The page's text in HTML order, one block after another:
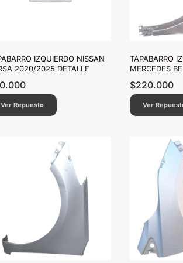
IZQUIERDO NISSAN
2020/2025 DETALLE
Ver Repuesto
TAPABARRO
MERCEDES
$220.000
Ver